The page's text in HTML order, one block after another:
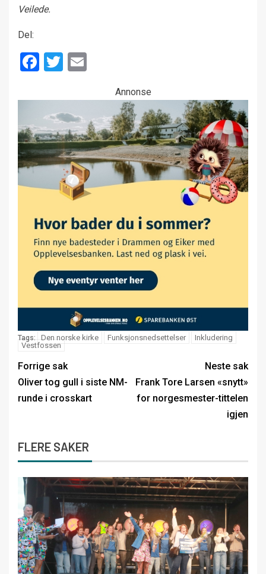
Veilede.
Del:
Facebook
Twitter
Annonse
Tags: Den norske kirke Funksjonsnedsettelser
Inkludering
Vestfossen
Forrige sak
Oliver tog gull i siste NM-
runde i crosskart
Neste sak
Frank Tore Larsen «snytt»
for norgesmester-tittelen
igjen
FLERE SAKER